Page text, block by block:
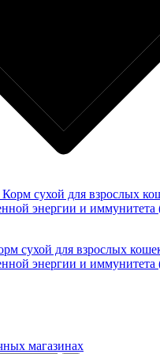
сухой для взрослых
энергии и иммунитета
магазинах